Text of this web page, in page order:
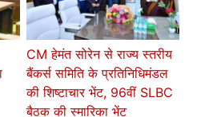
CM हेमंत सोरेन से राज्य स्तरीय
बैंकर्स समिति के प्रतिनिधिमंडल
की शिष्टाचार भेंट, 96वीं SLBC
बैठक की स्मारिका भेंट